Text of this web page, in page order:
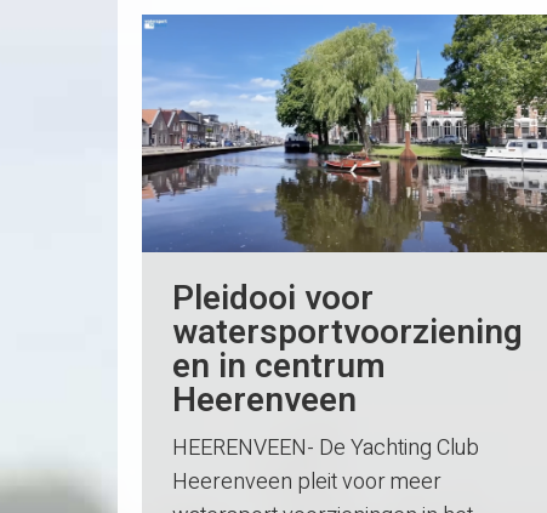
Pleidooi voor
watersportvoorziening
en in centrum
Heerenveen
HEERENVEEN- De Yachting Club
Heerenveen pleit voor meer